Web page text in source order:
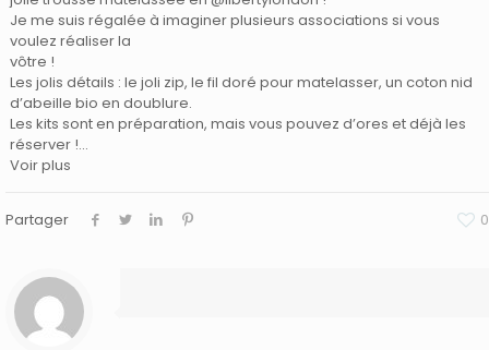
Je me suis régalée à imaginer plusieurs associations si vous
voulez réaliser la
vôtre !
Les jolis détails : le joli zip, le fil doré pour matelasser, un coton nid
d’abeille bio en doublure.
Les kits sont en préparation, mais vous pouvez d’ores et déjà les
réserver !…
Voir plus
Partager 0